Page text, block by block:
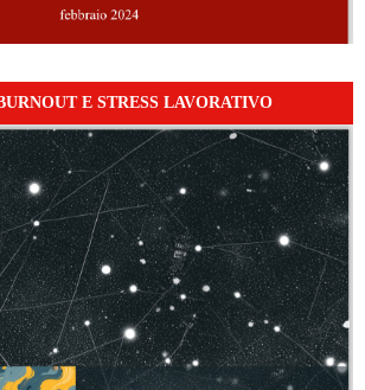
E STRESS LAVORATIVO